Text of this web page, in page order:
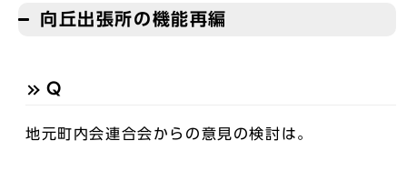
向丘出張所の機能再編
Q
地元町内会連合会からの意見の検討は。